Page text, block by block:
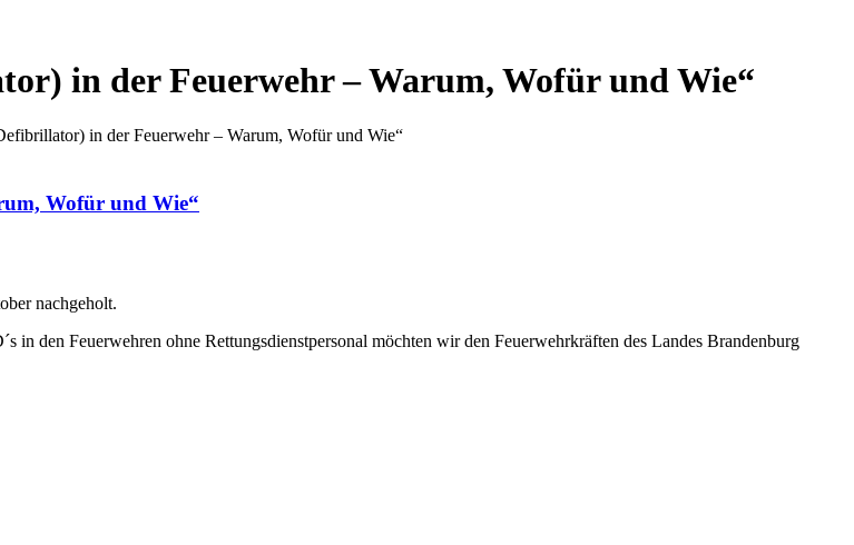
in der Feuerwehr – Warum, Wofür und Wie“
in der Feuerwehr – Warum, Wofür und Wie“
Wofür und Wie“
nachgeholt.
den Feuerwehren ohne Rettungsdienstpersonal möchten wir den Feuerwehrkräften des Landes Brandenburg